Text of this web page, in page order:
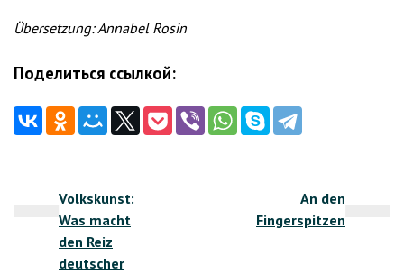
Übersetzung: Annabel Rosin
Поделиться ссылкой:
Volkskunst:
Was macht
den Reiz
deutscher
An den
Fingerspitzen